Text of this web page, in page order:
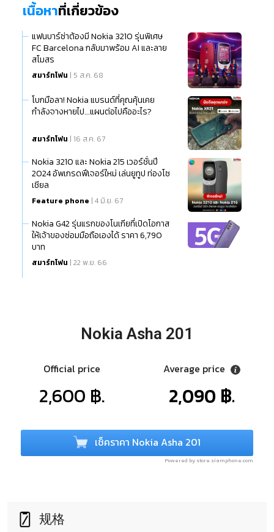
เนื้อหาที่เกี่ยวข้อง
แฟนบาร์ซ่าต้องมี Nokia 3210 รุ่นพิเศษ
FC Barcelona กลับมาพร้อม AI และลาย
สโมสร
สมาร์ทโฟน | 5 ส.ค. 68
โบกมือลา! Nokia แบรนด์ที่คุณคุ้นเคย
กำลังจางหายไป...แผนต่อไปคืออะไร?
สมาร์ทโฟน | 16 ส.ค. 67
Nokia 3210 และ Nokia 215 เวอร์ชั่นปี
2024 อัพเกรดฟีเจอร์ใหม่ เล่นยูทูป ท่องโซ
เชียล
Feature phone | 4 มิ.ย. 67
Nokia G42 รุ่นแรกของโนเกียที่เปิดโอกาส
ให้เจ้าของซ่อมมือถือเองได้ ราคา 6,790
บาท
สมาร์ทโฟน | 22 พ.ย. 66
Nokia Asha 201
Official price
2,600 ฿.
Average price
2,090 ฿.
เช็คราคา Nokia Asha 201
Powered by store.siamphone.com
规格